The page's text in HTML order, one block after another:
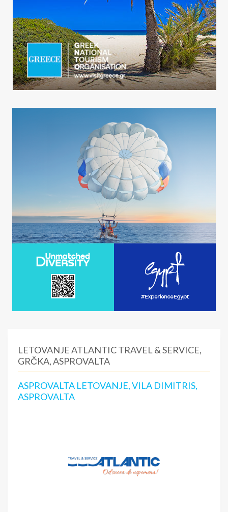
LETOVANJE ATLANTIC TRAVEL & SERVICE,
GRČKA, ASPROVALTA
ASPROVALTA LETOVANJE, VILA DIMITRIS,
ASPROVALTA